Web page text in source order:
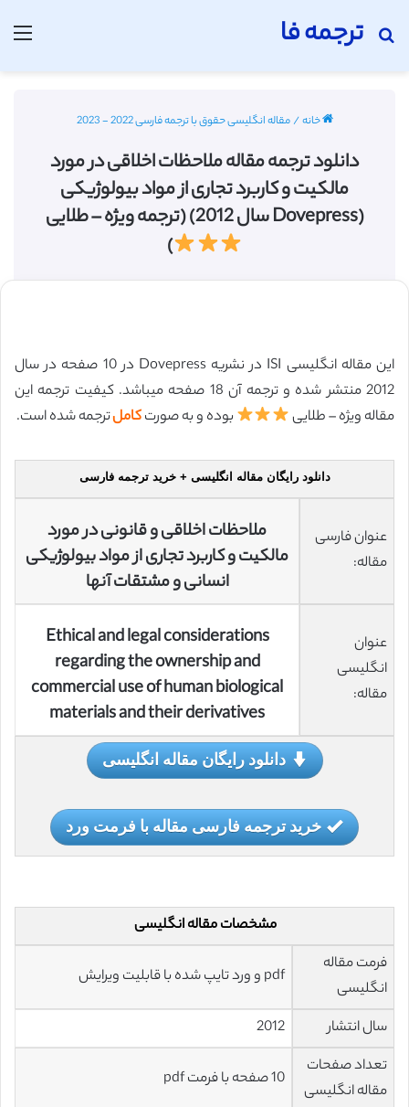
ترجمه فا
جستجو برای
خانه/مقاله انگلیسی حقوق با ترجمه فارسی 2022 - 2023
دانلود ترجمه مقاله ملاحظات اخلاقی در مورد
مالکیت و کاربرد تجاری از مواد بیولوژیکی
(Dovepress سال 2012) (ترجمه ویژه – طلایی
)
این مقاله انگلیسی ISI در نشریه Dovepress در 10 صفحه در سال
2012 منتشر شده و ترجمه آن 18 صفحه میباشد. کیفیت ترجمه این
مقاله ویژه – طلایی
بوده و به صورتکاملترجمه شده است.
دانلود رایگان مقاله انگلیسی + خرید ترجمه فارسی
عنوان فارسی
مقاله:
ملاحظات اخلاقی و قانونی در مورد
مالکیت و کاربرد تجاری از مواد بیولوژیکی
انسانی و مشتقات آنها
عنوان
انگلیسی
مقاله:
Ethical and legal considerations
regarding the ownership and
commercial use of human biological
materials and their derivatives
دانلود رایگان مقاله انگلیسی
خرید ترجمه فارسی مقاله با فرمت ورد
مشخصات مقاله انگلیسی
فرمت مقاله
انگلیسی
pdf و ورد تایپ شده با قابلیت ویرایش
سال انتشار
2012
تعداد صفحات
مقاله انگلیسی
10 صفحه با فرمت pdf